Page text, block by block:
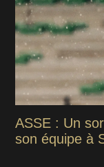
ASSE : Un
son équipe à